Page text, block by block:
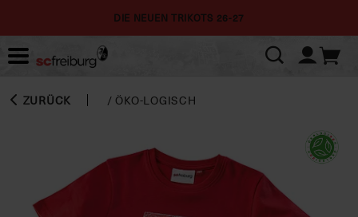
DIE NEUEN TRIKOTS 26-27
ZURÜCK / ÖKO-LOGISCH